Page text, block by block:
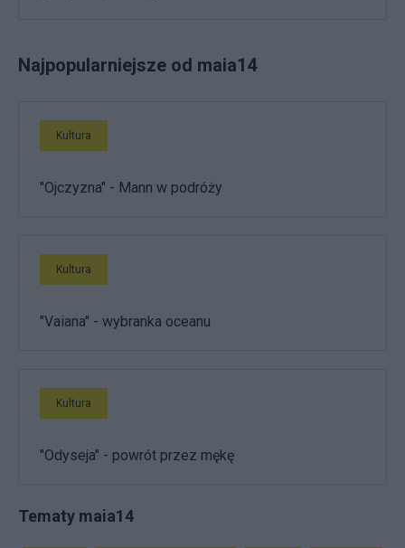
Najpopularniejsze od maia14
Kultura
"Ojczyzna" - Mann w podróży
Kultura
"Vaiana" - wybranka oceanu
Kultura
"Odyseja" - powrót przez mękę
Tematy maia14